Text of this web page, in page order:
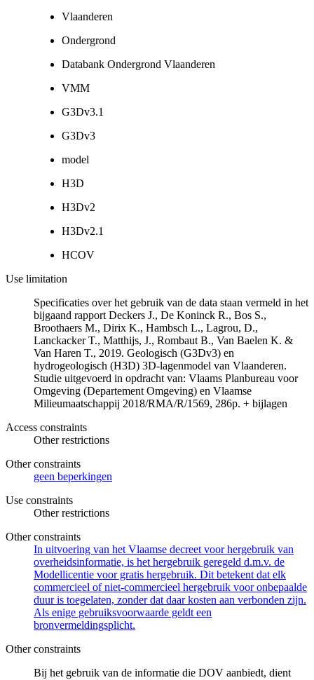
Vlaanderen
Ondergrond
Databank Ondergrond Vlaanderen
VMM
G3Dv3.1
G3Dv3
model
H3D
H3Dv2
H3Dv2.1
HCOV
Use limitation
Specificaties over het gebruik van de data staan vermeld in het
bijgaand rapport Deckers J., De Koninck R., Bos S.,
Broothaers M., Dirix K., Hambsch L., Lagrou, D.,
Lanckacker T., Matthijs, J., Rombaut B., Van Baelen K. &
Van Haren T., 2019. Geologisch (G3Dv3) en
hydrogeologisch (H3D) 3D-lagenmodel van Vlaanderen.
Studie uitgevoerd in opdracht van: Vlaams Planbureau voor
Omgeving (Departement Omgeving) en Vlaamse
Milieumaatschappij 2018/RMA/R/1569, 286p. + bijlagen
Access constraints
Other restrictions
Other constraints
geen beperkingen
Use constraints
Other restrictions
Other constraints
In uitvoering van het Vlaamse decreet voor hergebruik van
overheidsinformatie, is het hergebruik geregeld d.m.v. de
Modellicentie voor gratis hergebruik. Dit betekent dat elk
commercieel of niet-commercieel hergebruik voor onbepaalde
duur is toegelaten, zonder dat daar kosten aan verbonden zijn.
Als enige gebruiksvoorwaarde geldt een
bronvermeldingsplicht.
Other constraints
Bij het gebruik van de informatie die DOV aanbiedt, dient